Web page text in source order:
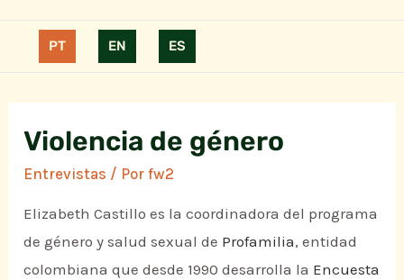
PT EN ES
Violencia de género
Entrevistas / Porfw2
Elizabeth Castillo es la coordinadora del programa
de género y salud sexual de Profamilia, entidad
colombiana que desde 1990 desarrolla la Encuesta